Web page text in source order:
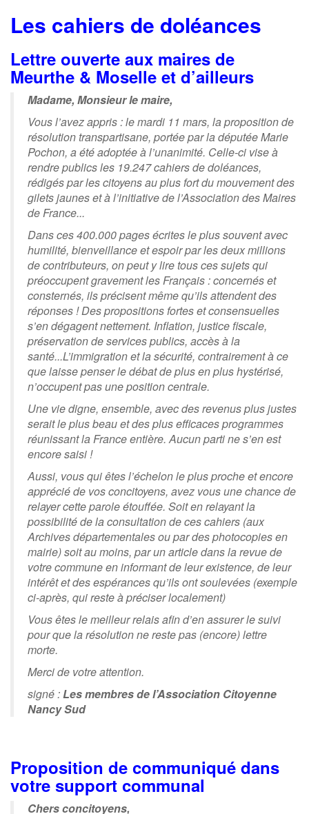
Les cahiers de doléances
Lettre ouverte aux maires de
Meurthe & Moselle et d’ailleurs
Madame, Monsieur le maire,
Vous l’avez appris : le mardi 11 mars, la proposition de
résolution transpartisane, portée par la députée Marie
Pochon, a été adoptée à l’unanimité. Celle-ci vise à
rendre publics les 19.247 cahiers de doléances,
rédigés par les citoyens au plus fort du mouvement des
gilets jaunes et à l’initiative de l’Association des Maires
de France...
Dans ces 400.000 pages écrites le plus souvent avec
humilité, bienveillance et espoir par les deux millions
de contributeurs, on peut y lire tous ces sujets qui
préoccupent gravement les Français : concernés et
consternés, ils précisent même qu’ils attendent des
réponses ! Des propositions fortes et consensuelles
s’en dégagent nettement. Inflation, justice fiscale,
préservation de services publics, accès à la
santé...L’immigration et la sécurité, contrairement à ce
que laisse penser le débat de plus en plus hystérisé,
n’occupent pas une position centrale.
Une vie digne, ensemble, avec des revenus plus justes
serait le plus beau et des plus efficaces programmes
réunissant la France entière. Aucun parti ne s’en est
encore saisi !
Aussi, vous qui êtes l’échelon le plus proche et encore
apprécié de vos concitoyens, avez vous une chance de
relayer cette parole étouffée. Soit en relayant la
possibilité de la consultation de ces cahiers (aux
Archives départementales ou par des photocopies en
mairie) soit au moins, par un article dans la revue de
votre commune en informant de leur existence, de leur
intérêt et des espérances qu’ils ont soulevées (exemple
ci-après, qui reste à préciser localement)
Vous êtes le meilleur relais afin d’en assurer le suivi
pour que la résolution ne reste pas (encore) lettre
morte.
Merci de votre attention.
signé :Les membres de l’Association Citoyenne
Nancy Sud
Proposition de communiqué dans
votre support communal
Chers concitoyens,